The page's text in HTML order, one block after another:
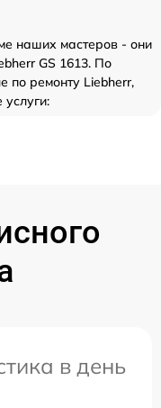
наших мастеров - они
GS 1613. По
по ремонту Liebherr,
в день